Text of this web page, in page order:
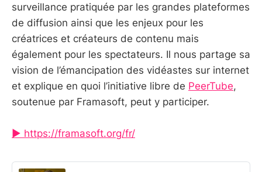
surveillance pratiquée par les grandes plateformes
de diffusion ainsi que les enjeux pour les
créatrices et créateurs de contenu mais
également pour les spectateurs. Il nous partage sa
vision de l’émancipation des vidéastes sur internet
et explique en quoi l’initiative libre de PeerTube,
soutenue par Framasoft, peut y participer.
▶️ https://framasoft.org/fr/